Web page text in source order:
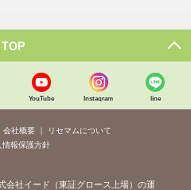
TOP
YouTube Instagram line
会社概要
リセマムについて
情報保護方針
会社イード（東証グロース上場）の運